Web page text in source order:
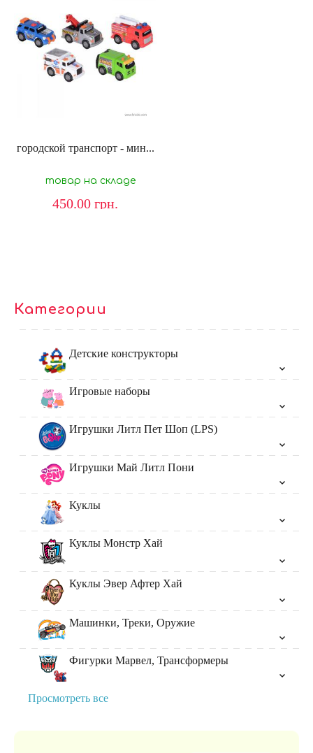
городской транспорт - мин...
товар на складе
450.00 грн.
Категории
Детские конструкторы
Игровые наборы
Игрушки Литл Пет Шоп (LPS)
Игрушки Май Литл Пони
Куклы
Куклы Монстр Хай
Куклы Эвер Афтер Хай
Машинки, Треки, Оружие
Фигурки Марвел, Трансформеры
Просмотреть все